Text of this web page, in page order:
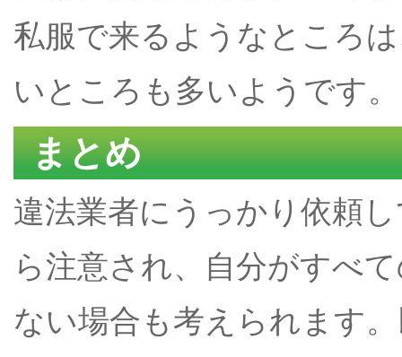
私服で来るようなところ
いところも多いようです。
まとめ
違法業者にうっかり依頼
ら注意され、自分がすべ
ない場合も考えられます